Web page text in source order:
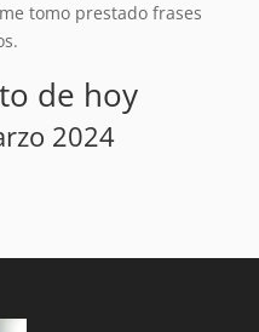
tomo prestado frases
de hoy
2024